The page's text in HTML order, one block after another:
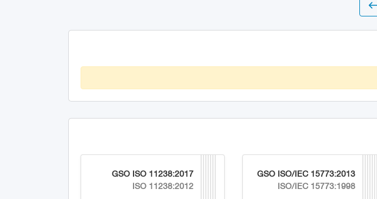
GSO ISO/IEC 15773:2013
ISO/IEC 15773:1998
GSO ISO 11238:2017
ISO 11238:2012